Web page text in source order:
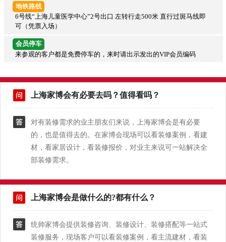
地铁路线
6号线“上海儿童医学中心”2号出口 左转行走500米 直行过斑马线即
可（凭票入场）
会员停车
来参观的客户都是免费停车的，来时请出示发出的VIP会员编码
上海家博会有必要去吗？值得看吗？
对有装修需求的业主朋友们来说，上海家博会是有必要
的，也是值得去的。在家博会现场可以看装修案例，看建
材，看家居设计，看装修报价，对业主来说可一站解决全
部装修需求。
上海家博会是做什么的?都有什么？
统帅家博会提供装修咨询、装修设计、装修搭配等一站式
装修服务，现场客户可以看装修案例，看主流建材，看装